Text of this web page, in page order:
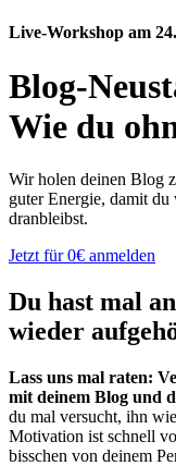
Live-Workshop am
Blog-
Wie du
Wir holen deinen Blog
guter Energie, damit
dranbleibst.
Jetzt für 0€ anmelden
Du hast mal
wieder
Lass uns mal raten:
mit deinem Blog und
du mal versucht, ihn
Motivation ist schnell
bisschen von deinem